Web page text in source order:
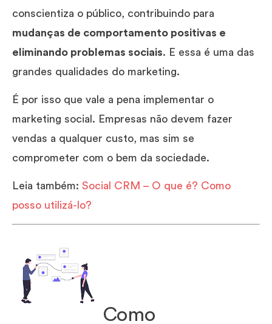
conscientiza o público, contribuindo para
mudanças de comportamento positivas e
eliminando problemas sociais. E essa é uma das
grandes qualidades do marketing.
É por isso que vale a pena implementar o
marketing social. Empresas não devem fazer
vendas a qualquer custo, mas sim se
comprometer com o bem da sociedade.
Leia também: Social CRM – O que é? Como
posso utilizá-lo?
Como